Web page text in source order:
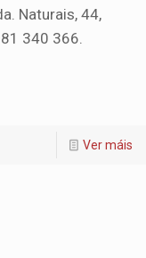
Naturais, 44,
340 366.
Ver máis